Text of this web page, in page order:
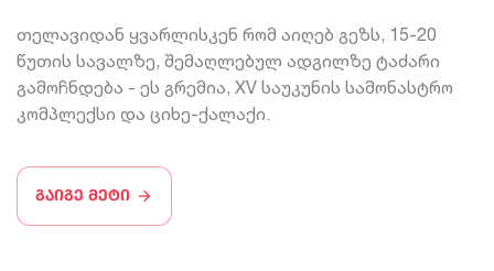
თელავიდან ყვარლისკენ რომ აიღებ გეზს, 15-20
წუთის სავალზე, შემაღლებულ ადგილზე ტაძარი
გამოჩნდება - ეს გრემია, XV საუკუნის სამონასტრო
კომპლექსი და ციხე-ქალაქი.
გაიგე მეტი